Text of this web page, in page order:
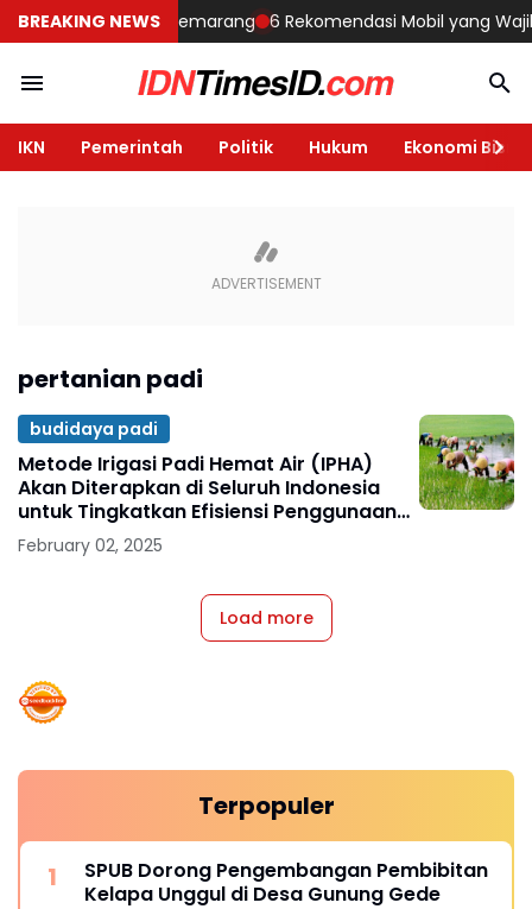
BREAKING NEWS
Rumah di Semarang 6 Rekomendasi Mobil yang Wajib
IKN Pemerintah Politik Hukum Ekonomi Bisnis
pertanian padi
budidaya padi
Metode Irigasi Padi Hemat Air (IPHA)
Akan Diterapkan di Seluruh Indonesia
untuk Tingkatkan Efisiensi Penggunaan
Air
February 02, 2025
Load more
Terpopuler
SPUB Dorong Pengembangan Pembibitan
Kelapa Unggul di Desa Gunung Gede